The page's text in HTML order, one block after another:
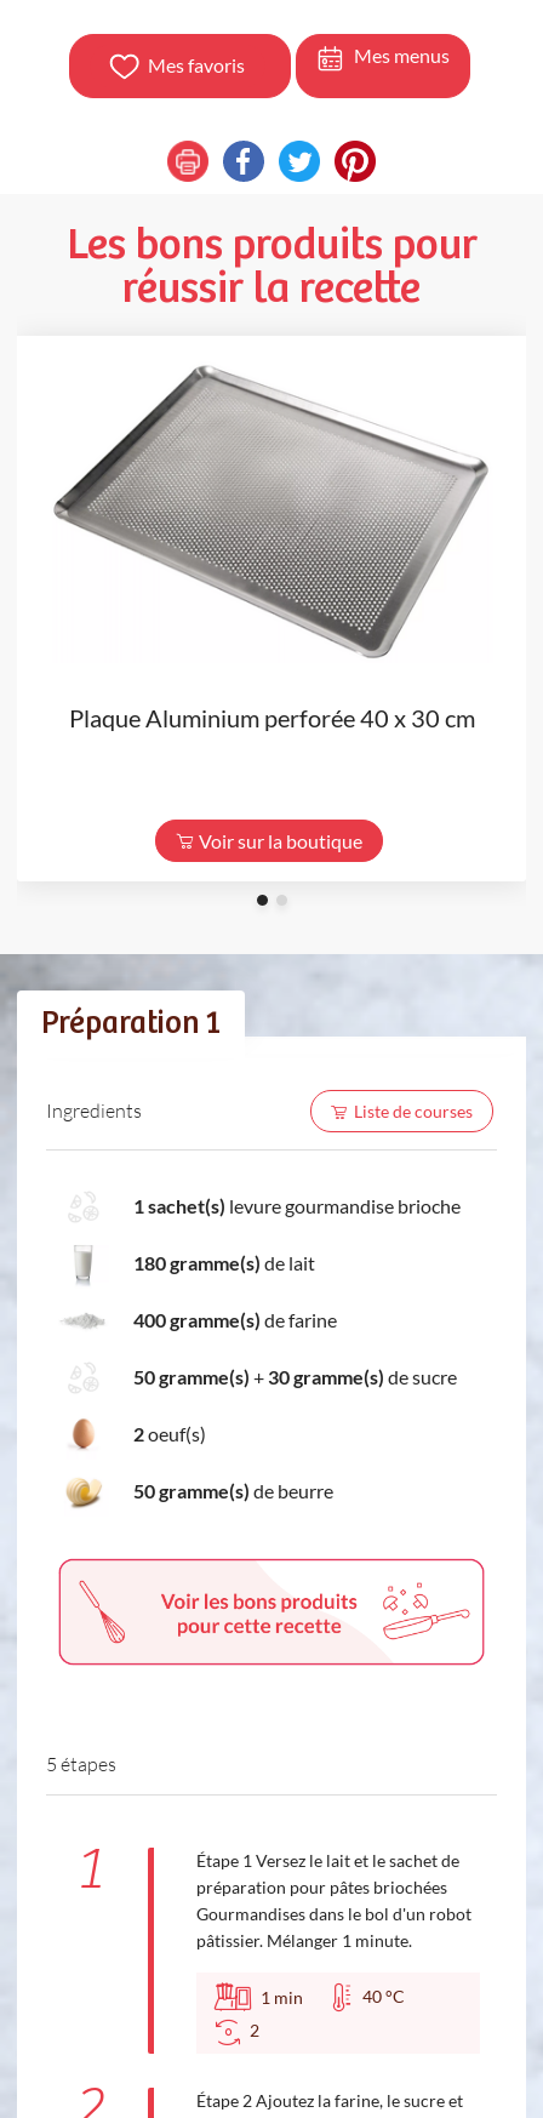
Mes favoris Mes menus
Les bons produits pour
réussir la recette
Plaque Aluminium perforée 40 x 30 cm
Voir sur la boutique
Préparation 1
Ingredients Liste de courses
1 sachet(s) levure gourmandise brioche
180 gramme(s) de lait
400 gramme(s) de farine
50 gramme(s) + 30 gramme(s) de sucre
2oeuf(s)
50 gramme(s) de beurre
5 étapes
1
Étape 1 Versez le lait et le sachet de
préparation pour pâtes briochées
Gourmandises dans le bol d'un robot
pâtissier. Mélanger 1 minute.
1 min
40 °C
2
Étape 2 Ajoutez la farine, le sucre et